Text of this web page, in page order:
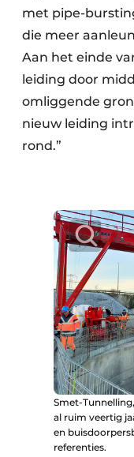
met pipe-
die meer
Aan het einde
leiding door
omliggende
nieuw leiding
rond.”
Smet-
al ruim veertig
en
referenties.